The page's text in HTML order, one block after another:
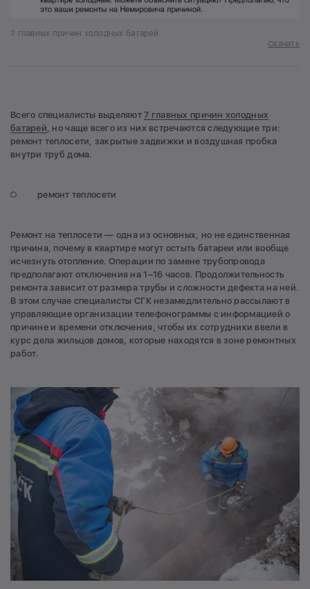
7 главных причин холодных батарей
Скачать
Всего специалисты выделяют7 главных причин холодных
батарей, но чаще всего из них встречаются следующие три:
ремонт теплосети, закрытые задвижки и воздушная пробка
внутри труб дома.
ремонт теплосети
Ремонт на теплосети — одна из основных, но не единственная
причина, почему в квартире могут остыть батареи или вообще
исчезнуть отопление. Операции по замене трубопровода
предполагают отключения на 1–16 часов. Продолжительность
ремонта зависит от размера трубы и сложности дефекта на ней.
В этом случае специалисты СГК незамедлительно рассылают в
управляющие организации телефонограммы с информацией о
причине и времени отключения, чтобы их сотрудники ввели в
курс дела жильцов домов, которые находятся в зоне ремонтных
работ.